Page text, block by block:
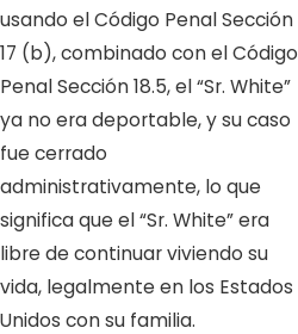
usando el Código Penal Sección
17 (b), combinado con el Código
Penal Sección 18.5, el “Sr. White”
ya no era deportable, y su caso
fue cerrado
administrativamente, lo que
significa que el “Sr. White” era
libre de continuar viviendo su
vida, legalmente en los Estados
Unidos con su familia.